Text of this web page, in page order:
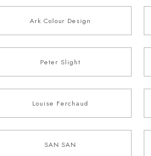
Ark Colour Design
Peter Slight
Louise Ferchaud
SAN SAN